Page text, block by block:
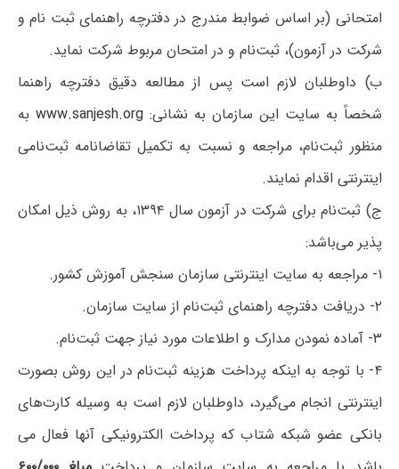
امتحانی (بر اساس ضوابط مندرج در دفترچه راهنمای ثبت نام و
شرکت در آزمون)‌، ثبت‌نام‌ و در امتحان مربوط شرکت‌ نماید.
ب) داوطلبان لازم است پس از مطالعه دقیق دفترچه راهنما
شخصاً به سایت این سازمان به نشانی:www.sanjesh.org به
‌منظور ثبت‌نام‌، مراجعه و نسبت به تکمیل تقاضانامه ثبت‌نامی
اینترنتی اقدام نمایند.
ج) ثبت‌نام‌ برای‌ شرکت‌ در آزمون ‌سال ۱۳۹۴، به روش ذیل امکان
پذیر می‌باشد:
۱- مراجعه به سایت اینترنتی سازمان سنجش آموزش کشور.
۲- دریافت دفترچه راهنمای ثبت‌نام از سایت سازمان.
۳- آماده نمودن مدارک و اطلاعات مورد نیاز جهت ثبت‌نام.
۴- با توجه به اینکه پرداخت هزینه ثبت‌نام در این روش بصورت
اینترنتی انجام می‌گیرد، داوطلبان لازم است به وسیله کارت‌های
بانکی عضو شبکه شتاب که پرداخت الکترونیکی آنها فعال می